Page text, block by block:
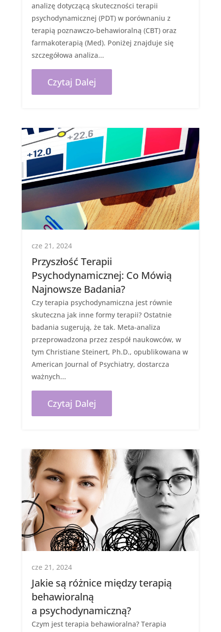
analizę dotyczącą skuteczności terapii
psychodynamicznej (PDT) w porównaniu z
terapią poznawczo-behawioralną (CBT) oraz
farmakoterapią (Med). Poniżej znajduje się
szczegółowa analiza...
Czytaj Dalej
Przyszłość Terapii
Psychodynamicznej: Co Mówią
Najnowsze Badania?
cze 21, 2024
Czy terapia psychodynamiczna jest równie
skuteczna jak inne formy terapii? Ostatnie
badania sugerują, że tak. Meta-analiza
przeprowadzona przez zespół naukowców, w
tym Christiane Steinert, Ph.D., opublikowana w
American Journal of Psychiatry, dostarcza
ważnych...
Czytaj Dalej
Jakie są różnice między terapią
behawioralną
a psychodynamiczną?
cze 21, 2024
Czym jest terapia behawioralna? Terapia